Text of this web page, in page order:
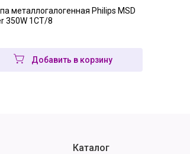
металлогалогенная Philips MSD
350W 1CT/8
Добавить в корзину
Каталог